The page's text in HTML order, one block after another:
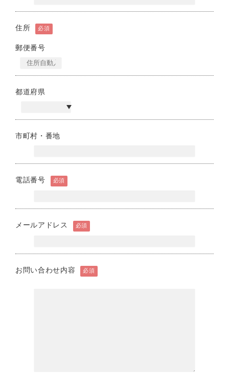
住所 必須
郵便番号
都道府県
市町村・番地
電話番号 必須
メールアドレス 必須
お問い合わせ内容 必須